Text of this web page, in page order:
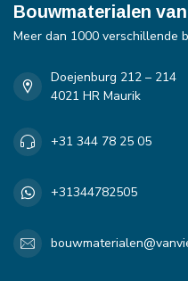
Bouwmaterialen
Meer dan 1000 verschillende
Doejenburg 212 – 214
4021 HR Maurik
+31 344 78 25 05
+31344782505